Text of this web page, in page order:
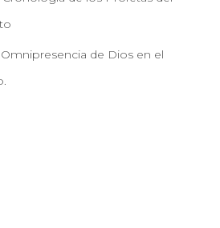
Omnipresencia de Dios en el